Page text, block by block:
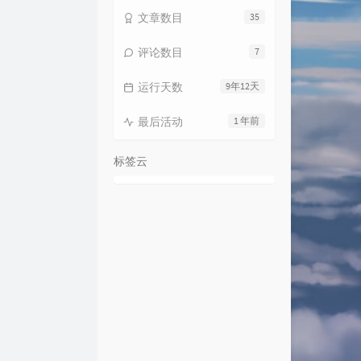
35
文章数目
7
评论数目
9年12天
运行天数
1 年前
最后活动
标签云